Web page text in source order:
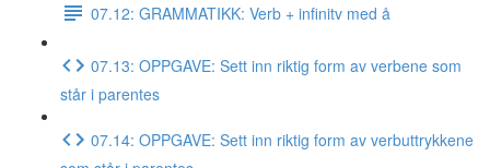
07.12: GRAMMATIKK: Verb + infinitv med å
07.13: OPPGAVE: Sett inn riktig form av verbene som
står i parentes
07.14: OPPGAVE: Sett inn riktig form av verbuttrykkene